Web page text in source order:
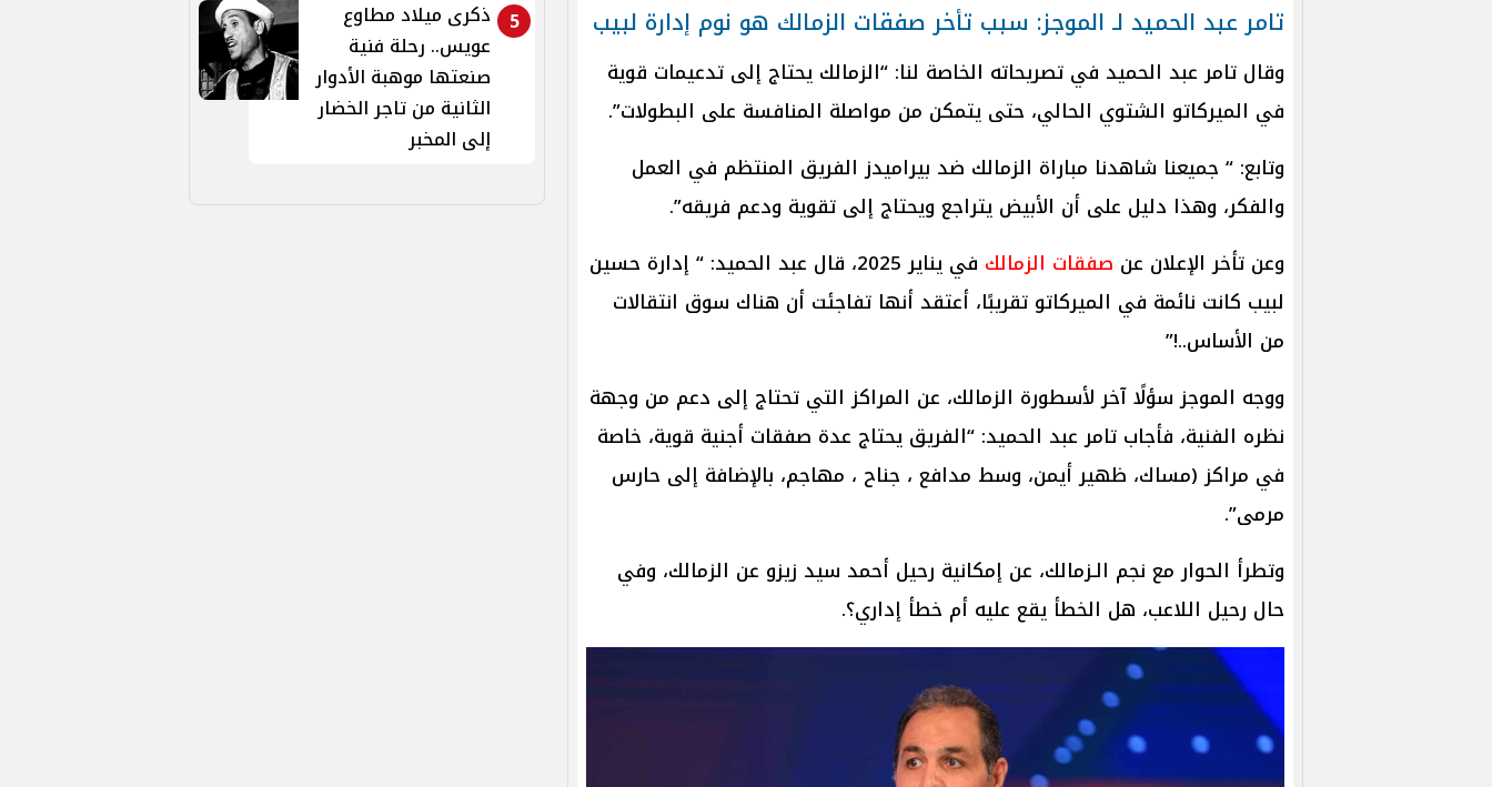
تامر عبد الحميد لـ الموجز: سبب تأخر صفقات الزمالك هو نوم إدارة لبيب
وقال تامر عبد الحميد في تصريحاته الخاصة لنا: “الزمالك يحتاج إلى تدعيمات قوية
في الميركاتو الشتوي الحالي، حتى يتمكن من مواصلة المنافسة على البطولات”.
وتابع: “ جميعنا شاهدنا مباراة الزمالك ضد بيراميدز الفريق المنتظم في العمل
والفكر، وهذا دليل على أن الأبيض يتراجع ويحتاج إلى تقوية ودعم فريقه”.
وعن تأخر الإعلان عن صفقات الزمالك
في يناير 2025، قال عبد الحميد: “ إدارة حسين
لبيب كانت نائمة في الميركاتو تقريبًا، أعتقد أنها تفاجئت أن هناك سوق انتقالات
من الأساس..!”
ووجه الموجز سؤلًا آخر لأسطورة الزمالك، عن المراكز التي تحتاج إلى دعم من وجهة
نظره الفنية، فأجاب تامر عبد الحميد: “الفريق يحتاج عدة صفقات أجنية قوية، خاصة
في مراكز (مساك، ظهير أيمن، وسط مدافع ، جناح ، مهاجم، بالإضافة إلى حارس
مرمى”.
وتطرأ الحوار مع نجم الـزمالك، عن إمكانية رحيل أحمد سيد زيزو عن الزمالك، وفي
حال رحيل اللاعب، هل الخطأ يقع عليه أم خطأ إداري؟.
5
ذكرى ميلاد مطاوع
عويس.. رحلة فنية
صنعتها موهبة الأدوار
الثانية من تاجر الخضار
إلى المخبر